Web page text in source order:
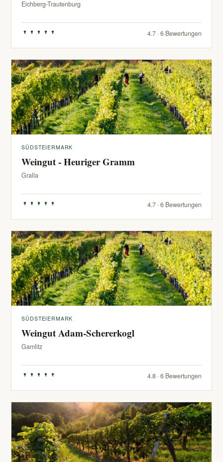
Eichberg-Trautenburg
4.7 · 6 Bewertungen
SÜDSTEIERMARK
Weingut - Heuriger Gramm
Gralla
4.7 · 6 Bewertungen
SÜDSTEIERMARK
Weingut Adam-Schererkogl
Gamlitz
4.8 · 6 Bewertungen